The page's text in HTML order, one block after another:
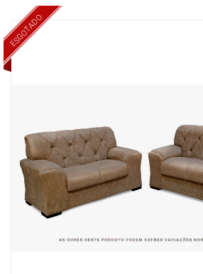
ESGOTADO